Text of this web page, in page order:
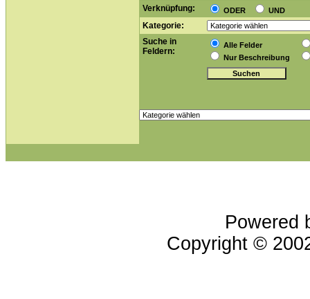
Verknüpfung: ODER UND
Kategorie:
Suche in
Feldern:
Alle Felder
Nur Beschreibung
Powered
Copyright ©